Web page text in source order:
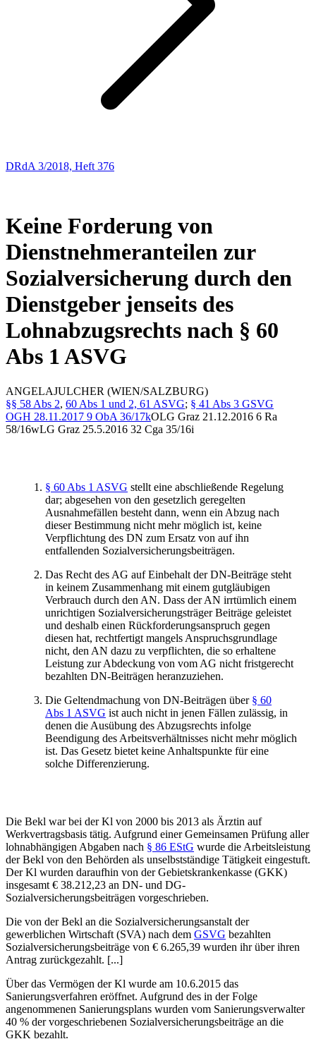
DRdA 3/2018, Heft 376
Keine Forderung von
Dienstnehmeranteilen zur
Sozialversicherung durch den
Dienstgeber jenseits des
Lohnabzugsrechts nach § 60
Abs 1 ASVG
ANGELAJULCHER (WIEN/SALZBURG)
§§ 58 Abs 2, 60 Abs 1 und 2, 61 ASVG; § 41 Abs 3 GSVG
OGH 28.11.2017 9 ObA 36/17kOLG Graz 21.12.2016 6 Ra
58/16wLG Graz 25.5.2016 32 Cga 35/16i
§ 60 Abs 1 ASVG stellt eine abschließende Regelung
dar; abgesehen von den gesetzlich geregelten
Ausnahmefällen besteht dann, wenn ein Abzug nach
dieser Bestimmung nicht mehr möglich ist, keine
Verpflichtung des DN zum Ersatz von auf ihn
entfallenden Sozialversicherungsbeiträgen.
Das Recht des AG auf Einbehalt der DN-Beiträge steht
in keinem Zusammenhang mit einem gutgläubigen
Verbrauch durch den AN. Dass der AN irrtümlich einem
unrichtigen Sozialversicherungsträger Beiträge geleistet
und deshalb einen Rückforderungsanspruch gegen
diesen hat, rechtfertigt mangels Anspruchsgrundlage
nicht, den AN dazu zu verpflichten, die so erhaltene
Leistung zur Abdeckung von vom AG nicht fristgerecht
bezahlten DN-Beiträgen heranzuziehen.
Die Geltendmachung von DN-Beiträgen über § 60
Abs 1 ASVG ist auch nicht in jenen Fällen zulässig, in
denen die Ausübung des Abzugsrechts infolge
Beendigung des Arbeitsverhältnisses nicht mehr möglich
ist. Das Gesetz bietet keine Anhaltspunkte für eine
solche Differenzierung.
Die Bekl war bei der Kl von 2000 bis 2013 als Ärztin auf
Werkvertragsbasis tätig. Aufgrund einer Gemeinsamen Prüfung aller
lohnabhängigen Abgaben nach § 86 EStG wurde die Arbeitsleistung
der Bekl von den Behörden als unselbstständige Tätigkeit eingestuft.
Der Kl wurden daraufhin von der Gebietskrankenkasse (GKK)
insgesamt € 38.212,23 an DN- und DG-
Sozialversicherungsbeiträgen vorgeschrieben.
Die von der Bekl an die Sozialversicherungsanstalt der
gewerblichen Wirtschaft (SVA) nach dem GSVG bezahlten
Sozialversicherungsbeiträge von € 6.265,39 wurden ihr über ihren
Antrag zurückgezahlt. [...]
Über das Vermögen der Kl wurde am 10.6.2015 das
Sanierungsverfahren eröffnet. Aufgrund des in der Folge
angenommenen Sanierungsplans wurden vom Sanierungsverwalter
40 % der vorgeschriebenen Sozialversicherungsbeiträge an die
GKK bezahlt.